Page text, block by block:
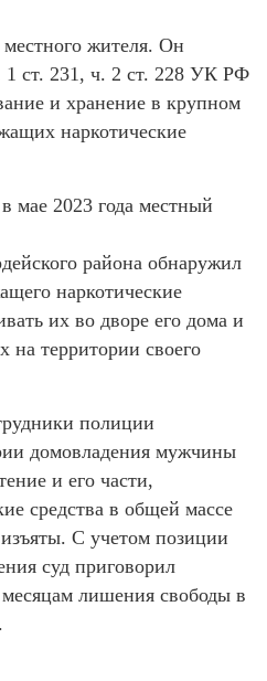
жителя. Он
ст. 231, ч. 2 ст. 228 УК РФ
и хранение в крупном
наркотические
мае 2023 года местный
района обнаружил
наркотические
их во дворе его дома и
на территории своего
полиции
домовладения мужчины
и его части,
средства в общей массе
С учетом позиции
суд приговорил
лишения свободы в